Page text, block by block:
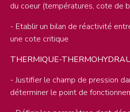
du coeur (températures, cote de
- Etablir un bilan de réactivité
une cote critique
THERMIQUE-
- Justifier le champ de pression
déterminer le point de